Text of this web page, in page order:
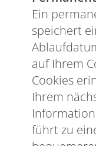
Ein
speichert
auf Ihrem
Cookies
Ihrem
führt zu